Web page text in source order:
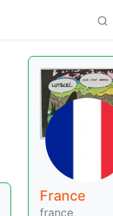
France
france